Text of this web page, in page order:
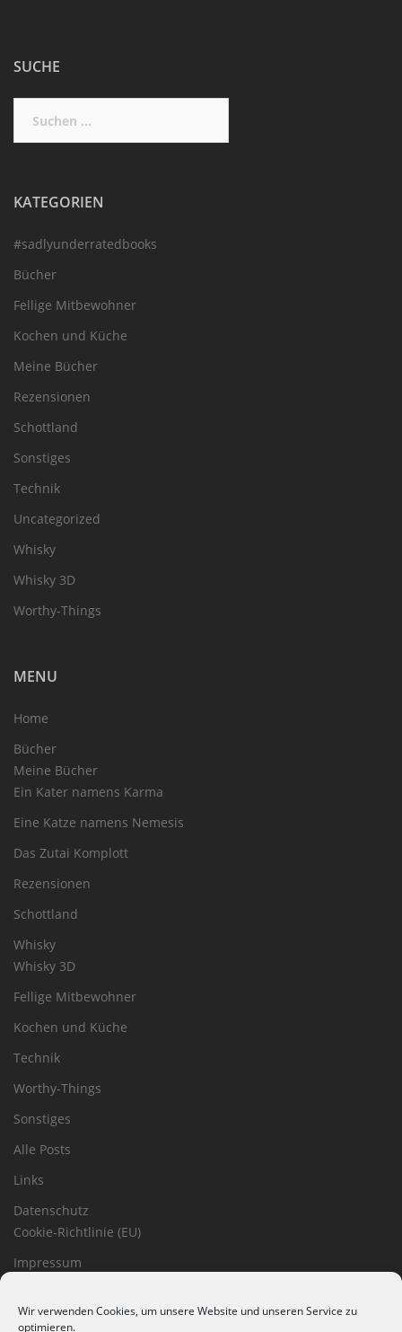
Wir verwenden Cookies, um unsere Website und unseren Service zu
optimieren.
SUCHE
nach:
KATEGORIEN
#sadlyunderratedbooks
Bücher
Fellige Mitbewohner
Kochen und Küche
Meine Bücher
Rezensionen
Schottland
Sonstiges
Technik
Uncategorized
Whisky
Whisky 3D
Worthy-Things
MENU
Home
Bücher
Meine Bücher
Ein Kater namens Karma
Eine Katze namens Nemesis
Das Zutai Komplott
Rezensionen
Schottland
Whisky
Whisky 3D
Fellige Mitbewohner
Kochen und Küche
Technik
Worthy-Things
Sonstiges
Alle Posts
Links
Datenschutz
Cookie-Richtlinie (EU)
Impressum